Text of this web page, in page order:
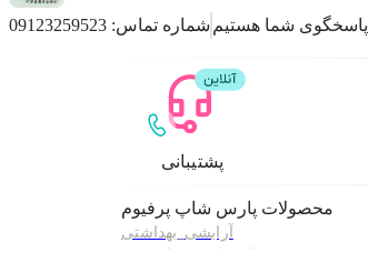
شماره تماس: 09123259523 پاسخگوی شما هستیم
پشتیبانی
محصولات پارس شاپ پرفیوم
آرایشی_بهداشتی